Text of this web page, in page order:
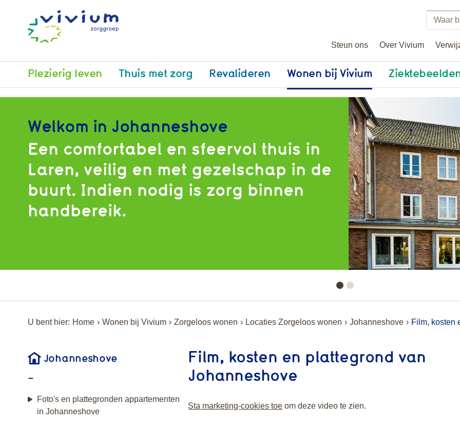
Plezierig leven Thuis met zorg Revalideren Wonen bij Vivium
Steun ons Over Vivium
Welkom in Johanneshove
Een comfortabel en sfeervol thuis in
Laren, veilig en met gezelschap in de
buurt. Indien nodig is zorg binnen
handbereik.
U bent hier: Home Wonen bij Vivium Zorgeloos wonen Locaties Zorgeloos wonen Johanneshove Film, kosten
Johanneshove
Foto's en plattegronden appartementen
in Johanneshove
Film, kosten en plattegrond van
Johanneshove
Sta marketing-cookies toe om deze video te zien.